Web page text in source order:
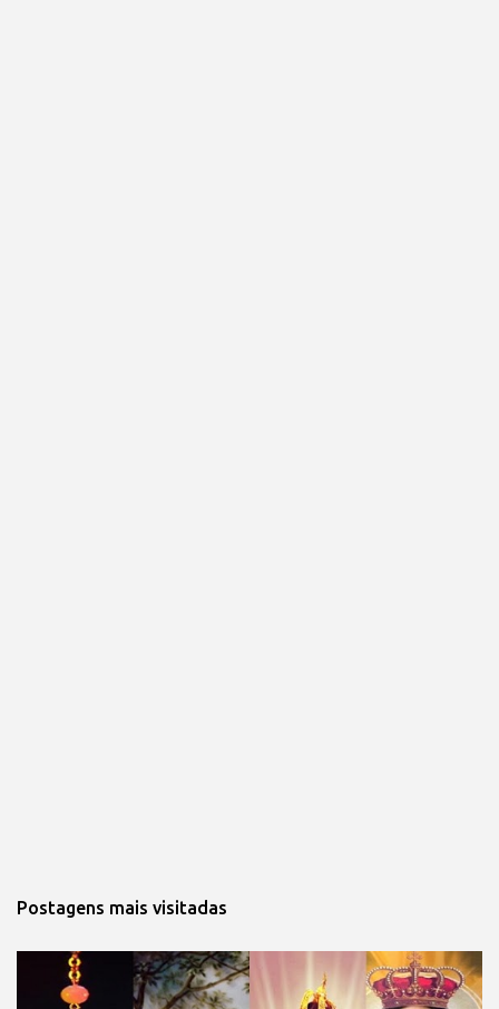
Postagens mais visitadas